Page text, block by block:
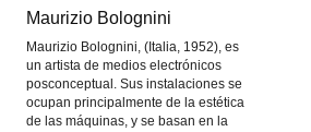
Maurizio Bolognini
Maurizio Bolognini, (Italia, 1952), es
un artista de medios electrónicos
posconceptual. Sus instalaciones se
ocupan principalmente de la estética
de las máquinas, y se basan en la
Maurizio Bolognini